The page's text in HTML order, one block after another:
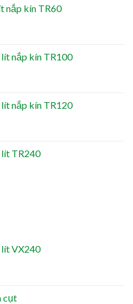
nắp kín TR60
nắp kín TR100
nắp kín TR120
lít TR240
lít VX240
cụt